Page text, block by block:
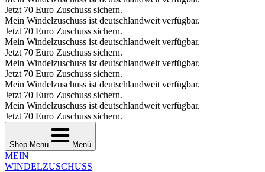
Jetzt 70 Euro Zuschuss sichern.
Mein Windelzuschuss ist deutschlandweit verfügbar.
Jetzt 70 Euro Zuschuss sichern.
Mein Windelzuschuss ist deutschlandweit verfügbar.
Jetzt 70 Euro Zuschuss sichern.
Mein Windelzuschuss ist deutschlandweit verfügbar.
Jetzt 70 Euro Zuschuss sichern.
Mein Windelzuschuss ist deutschlandweit verfügbar.
Jetzt 70 Euro Zuschuss sichern.
Mein Windelzuschuss ist deutschlandweit verfügbar.
Jetzt 70 Euro Zuschuss sichern.
Shop Menü Menü
MEIN
WINDEL­ZUSCHUSS